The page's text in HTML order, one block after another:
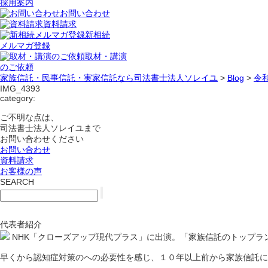
採用案内
お問い合わせ
資料請求
新相続
メルマガ登録
取材・講演
のご依頼
家族信託・民事信託・実家信託なら司法書士法人ソレイユ > Blog > 令
IMG_4393
category:
ご不明な点は、
司法書士法人ソレイユまで
お問い合わせください
お問い合わせ
資料請求
お客様の声
SEARCH
代表者紹介
NHK「クローズアップ現代プラス」に出演。「家族信託のトップラ
早くから認知症対策のへの必要性を感じ、１０年以上前から家族信託